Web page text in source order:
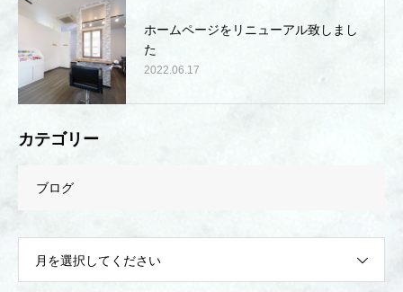
ホームページをリニューアル致しまし
た
2022.06.17
カテゴリー
ブログ
月を選択してください